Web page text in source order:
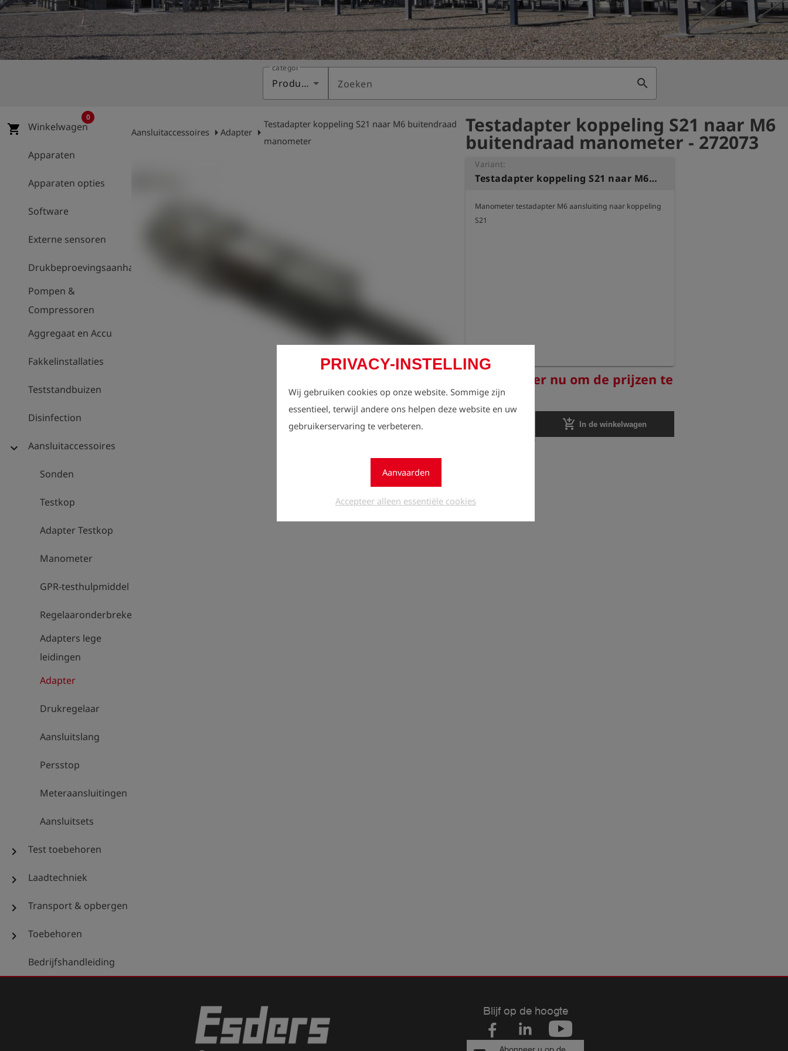
shieldRegistratie
PRIVACY-INSTELLING
Wij gebruiken cookies op onze website. Sommige zijn
essentieel, terwijl andere ons helpen deze website en uw
gebruikerservaring te verbeteren.
Aanvaarden
Accepteer alleen essentiële cookies
categorie
Producten Zoeken search
shopping_cart Winkelwagen
0
Apparaten
Apparaten opties
Software
Externe sensoren
Drukbeproevingsaanhanger
Pompen &
Compressoren
Aggregaat en Accu
Fakkelinstallaties
Teststandbuizen
Disinfection
expand_more Aansluitaccessoires
Sonden
Testkop
Adapter Testkop
Manometer
GPR-testhulpmiddel
Regelaaronderbrekers
Adapters lege
leidingen
Adapter
Drukregelaar
Aansluitslang
Persstop
Meteraansluitingen
Aansluitsets
chevron_right Test toebehoren
chevron_right Laadtechniek
chevron_right Transport & opbergen
chevron_right Toebehoren
Bedrijfshandleiding
Aansluitaccessoires arrow_rightAdapter arrow_right
Testadapter koppeling S21 naar M6 buitendraad
manometer
Testadapter koppeling S21 naar M6
buitendraad manometer - 272073
Variant:
Testadapter koppeling S21 naar M6 buitendraad manometer
Manometer testadapter M6 aansluiting naar koppeling
S21
lock
Registreer nu om de prijzen te
zien.
Aantal
add_shopping_cart In de winkelwagen
Blijf op de hoogte
Abonneer u op de